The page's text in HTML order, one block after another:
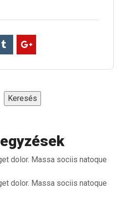
Keresés
dolor. Massa sociis natoque
dolor. Massa sociis natoque